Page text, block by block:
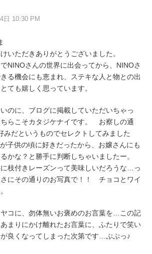
日 10:30 PM
いただきありがとうございました。
NINOさんの世界に出会ってから、NINOさ
る機会にも恵まれ、ステキな人と物との出
ても嬉しく思っています。
のに、ブログに掲載していただいちゃっ
らこそカタジケナイです。 お察しの通
みだというものでセレクトしてみました
子供の頃に好きだったから、お嬢さんにも
かな？と勝手に判断しちゃいましたー。
枝付きレーズンって美味しいだろうな…っ
にその通りのお写真で！！ チョコとワイ
コに、勿体無いお褒めのお言葉を…この記
まりにかけ離れたお言葉に、ふたりで笑い
良くなってしまった次第です…ぷぷっ♪